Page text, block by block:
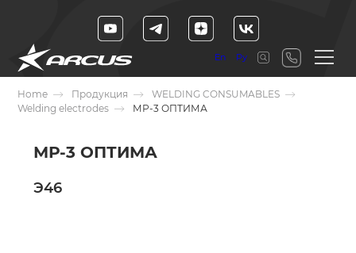
En Ру
Home Продукция
WELDING CONSUMABLES
Welding electrodes
МР-3 ОПТИМА
МР-3 ОПТИМА
Э46